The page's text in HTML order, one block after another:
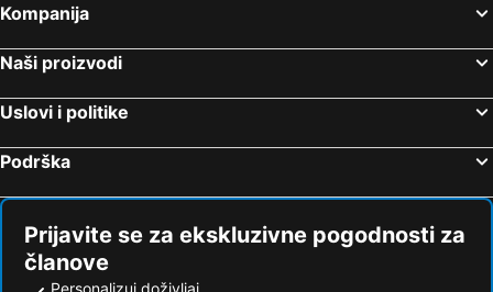
Kompanija
Naši proizvodi
Uslovi i politike
Podrška
Prijavite se za ekskluzivne pogodnosti za
članove
Personalizuj doživljaj